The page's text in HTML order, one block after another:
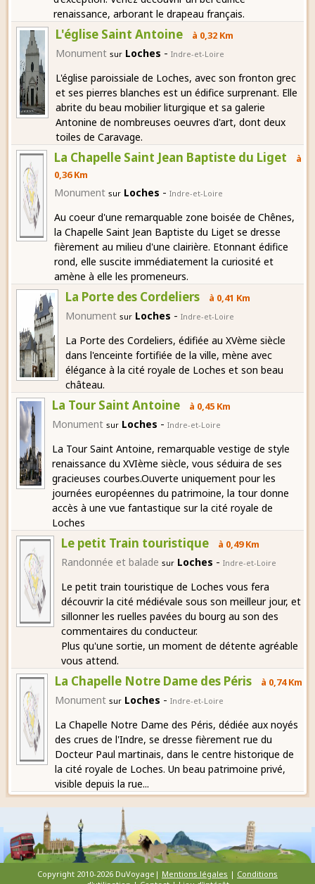
renaissance, arborant le drapeau français.
L'église Saint Antoine à 0,32 Km
Monument sur Loches - Indre-et-Loire
L'église paroissiale de Loches, avec son fronton grec
et ses pierres blanches est un édifice surprenant. Elle
abrite du beau mobilier liturgique et sa galerie
Antonine de nombreuses oeuvres d'art, dont deux
toiles de Caravage.
La Chapelle Saint Jean Baptiste du Liget
à
0,36 Km
Monument sur Loches -Indre-et-Loire
Au coeur d'une remarquable zone boisée de Chênes,
la Chapelle Saint Jean Baptiste du Liget se dresse
fièrement au milieu d'une clairière. Etonnant édifice
rond, elle suscite immédiatement la curiosité et
amène à elle les promeneurs.
La Porte des Cordeliers à 0,41 Km
Monument sur Loches -Indre-et-Loire
La Porte des Cordeliers, édifiée au XVème siècle
dans l'enceinte fortifiée de la ville, mène avec
élégance à la cité royale de Loches et son beau
château.
La Tour Saint Antoine à 0,45 Km
Monument sur Loches - Indre-et-Loire
La Tour Saint Antoine, remarquable vestige de style
renaissance du XVIème siècle, vous séduira de ses
gracieuses courbes.Ouverte uniquement pour les
journées européennes du patrimoine, la tour donne
accès à une vue fantastique sur la cité royale de
Loches
Le petit Train touristique à 0,49 Km
Randonnée et balade sur Loches - Indre-et-Loire
Le petit train touristique de Loches vous fera
découvrir la cité médiévale sous son meilleur jour, et
sillonner les ruelles pavées du bourg au son des
commentaires du conducteur.
Plus qu'une sortie, un moment de détente agréable
vous attend.
La Chapelle Notre Dame des Péris à 0,74 Km
Monument sur Loches -Indre-et-Loire
La Chapelle Notre Dame des Péris, dédiée aux noyés
des crues de l'Indre, se dresse fièrement rue du
Docteur Paul martinais, dans le centre historique de
la cité royale de Loches. Un beau patrimoine privé,
visible depuis la rue...
Copyright 2010-2026 DuVoyage| Mentions légales | Conditions